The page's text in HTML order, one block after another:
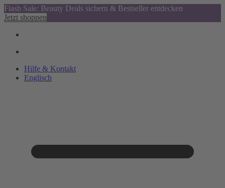
Flash Sale: Beauty Deals sichern & Bestseller entdecken
Jetzt shoppen
Hilfe & Kontakt
Englisch